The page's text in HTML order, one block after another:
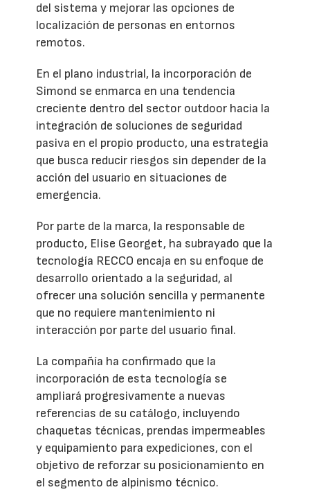
del sistema y mejorar las opciones de
localización de personas en entornos
remotos.
En el plano industrial, la incorporación de
Simond se enmarca en una tendencia
creciente dentro del sector outdoor hacia la
integración de soluciones de seguridad
pasiva en el propio producto, una estrategia
que busca reducir riesgos sin depender de la
acción del usuario en situaciones de
emergencia.
Por parte de la marca, la responsable de
producto, Elise Georget, ha subrayado que la
tecnología RECCO encaja en su enfoque de
desarrollo orientado a la seguridad, al
ofrecer una solución sencilla y permanente
que no requiere mantenimiento ni
interacción por parte del usuario final.
La compañía ha confirmado que la
incorporación de esta tecnología se
ampliará progresivamente a nuevas
referencias de su catálogo, incluyendo
chaquetas técnicas, prendas impermeables
y equipamiento para expediciones, con el
objetivo de reforzar su posicionamiento en
el segmento de alpinismo técnico.